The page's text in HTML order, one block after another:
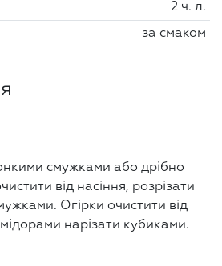
2 ч. л.
за смаком
смужками або дрібно
від насіння, розрізати
Огірки очистити від
нарізати кубиками.